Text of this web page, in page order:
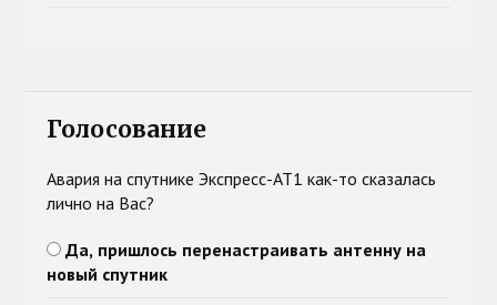
Голосование
Авария на спутнике Экспресс-АТ1 как-то сказалась
лично на Вас?
Да, пришлось перенастраивать антенну на
новый спутник